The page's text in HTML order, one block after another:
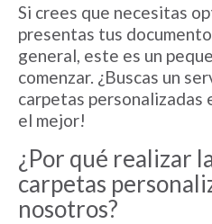
Si crees que necesitas
presentas tus
general, este es un
comenzar. ¿Buscas un
carpetas personalizadas
el mejor!
¿Por qué realizar
carpetas
nosotros?